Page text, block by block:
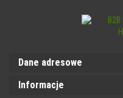
Dane adresowe
Informacje